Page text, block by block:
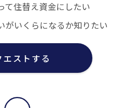
て住替え資金にしたい
がいくらになるか知りたい
エストする